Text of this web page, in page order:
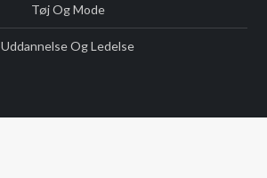
Tøj Og Mode
Uddannelse Og Ledelse